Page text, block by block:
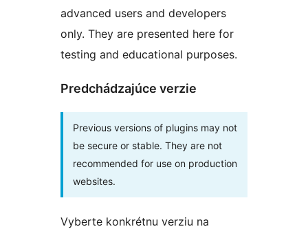
advanced users and developers
only. They are presented here for
testing and educational purposes.
Predchádzajúce verzie
Previous versions of plugins may not
be secure or stable. They are not
recommended for use on production
websites.
Vyberte konkrétnu verziu na